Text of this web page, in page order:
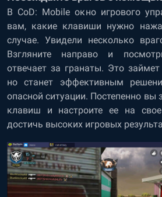
В CoD: Mobile окно игрового
вам, какие клавиши нужно
случае. Увидели несколько
Взгляните направо и
отвечает за гранаты. Это
но станет эффективным
опасной ситуации. Постепенно вы
клавиш и настроите ее на
достичь высоких игровых